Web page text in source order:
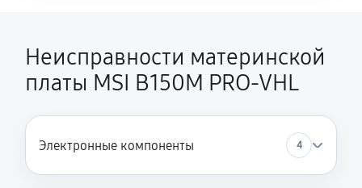
Неисправности материнской
платы MSI B150M PRO-VHL
Электронные компоненты 4